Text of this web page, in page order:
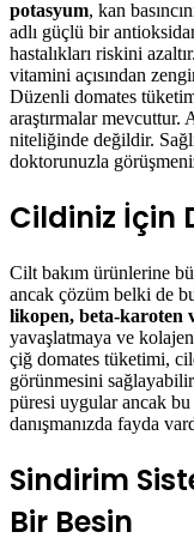
potasyum, kan
adlı güçlü bir
hastalıkları riskini
vitamini açısından
Düzenli domates
araştırmalar mevcuttur.
niteliğinde değildir.
doktorunuzla
Cildiniz İçin
Cilt bakım ürünlerine
ancak çözüm belki de
likopen, beta-karoten
yavaşlatmaya ve
çiğ domates tüketimi,
görünmesini
püresi uygular ancak
danışmanızda fayda
Sindirim
Bir Besin